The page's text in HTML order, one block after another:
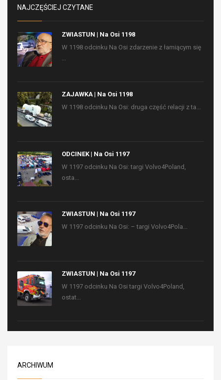
NAJCZĘŚCIEJ CZYTANE
ZWIASTUN | Na Osi 1198
W 1198 odcinku Na Osi zdarzenie z łamiącym się
ZAJAWKA | Na Osi 1198
W 1198 odcinku Na Osi: druga część relacji z ta...
ODCINEK | Na Osi 1197
W 1197 odcinku Na Osi: targi Volvo4Poland,
osta...
ZWIASTUN | Na Osi 1197
W 1197 odcinku Na Osi: – targi Volvo4Pola...
ZWIASTUN | Na Osi 1197
W 1197 odcinku Na Osi targi Volvo4Poland,
ostat...
ARCHIWUM